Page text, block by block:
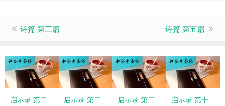
诗篇 第三篇 诗篇 第五篇
启示录 第二
启示录 第二
启示录 第二
启示录 第十